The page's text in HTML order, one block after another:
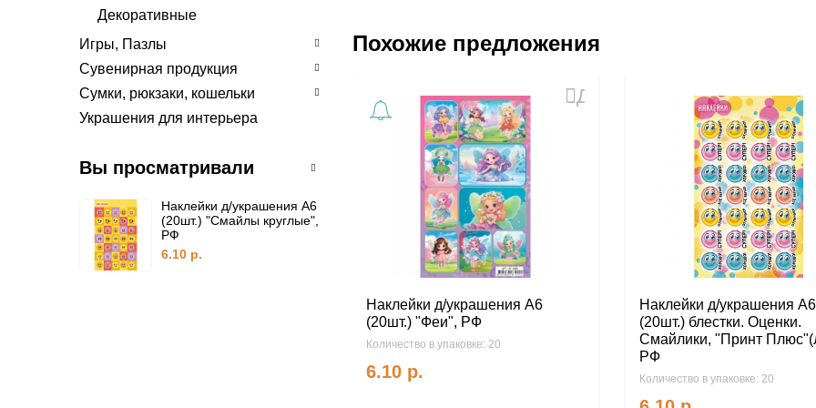
Декоративные
Игры, Пазлы
Сувенирная продукция
Сумки, рюкзаки, кошельки
Украшения для интерьера
Вы просматривали
Наклейки д/украшения А6
(20шт.) "Смайлы круглые",
РФ
6.10 р.
Похожие предложения
Добавить
Наклейки д/украшения А6
(20шт.) "Феи", РФ
Количество в упаковке: 20
6.10 р.
Наклейки д/украшения А6
(20шт.) блестки. Оценки.
Смайлики, "Принт
РФ
Количество в упаковке: 20